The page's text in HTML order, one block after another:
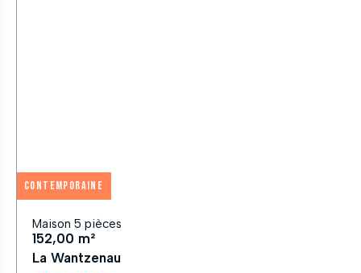
Contemporaine
Maison 5 pièces
152,00 m²
La Wantzenau